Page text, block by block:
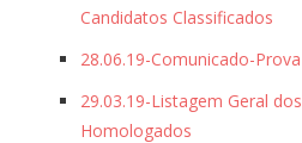
Candidatos Classificados
28.06.19-Comunicado-
29.03.19-Listagem Geral
Homologados